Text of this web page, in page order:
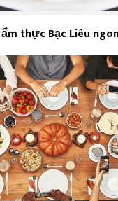
thực Bạc Liêu